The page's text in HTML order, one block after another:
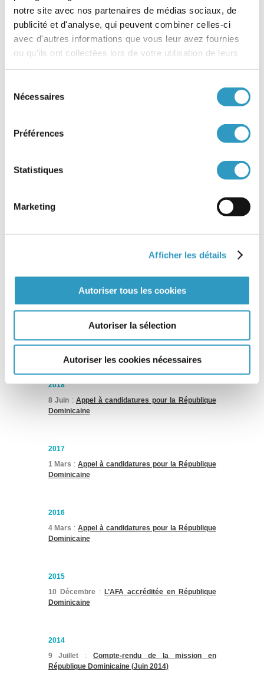
notre site avec nos partenaires de médias sociaux, de
publicité et d'analyse, qui peuvent combiner celles-ci
avec d'autres informations que vous leur avez fournies
ou qu'ils ont collectées lors de votre utilisation de leurs
Nécessaires
Préférences
Statistiques
Marketing
Afficher les détails
Autoriser tous les cookies
Autoriser la sélection
Autoriser les cookies nécessaires
opérateur français accrédité, toute procédure doit
être accompagnée par l’AFA.
2025
3 décembre
Dominicaine
2018
8 Juin : Appel à candidatures pour la République
Dominicaine
2017
1 Mars :Appel à candidatures pour la République
Dominicaine
2016
4 Mars :Appel à candidatures pour la République
Dominicaine
2015
10 Décembre : L’AFA accréditée en République
Dominicaine
2014
9 Juillet :Compte-rendu de la mission en
République Dominicaine (Juin 2014)